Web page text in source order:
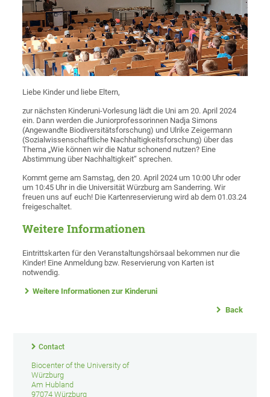
Liebe Kinder und liebe Eltern,
zur nächsten Kinderuni-Vorlesung lädt die Uni am 20. April 2024
ein. Dann werden die Juniorprofessorinnen Nadja Simons
(Angewandte Biodiversitätsforschung) und Ulrike Zeigermann
(Sozialwissenschaftliche Nachhaltigkeitsforschung) über das
Thema „Wie können wir die Natur schonend nutzen? Eine
Abstimmung über Nachhaltigkeit“ sprechen.
Kommt gerne am Samstag, den 20. April 2024 um 10:00 Uhr oder
um 10:45 Uhr in die Universität Würzburg am Sanderring. Wir
freuen uns auf euch! Die Kartenreservierung wird ab dem 01.03.24
freigeschaltet.
Weitere Informationen
Eintrittskarten für den Veranstaltungshörsaal bekommen nur die
Kinder! Eine Anmeldung bzw. Reservierung von Karten ist
notwendig.
Weitere Informationen zur Kinderuni
Back
Contact
Biocenter of the University of
Würzburg
Am Hubland
97074 Würzburg